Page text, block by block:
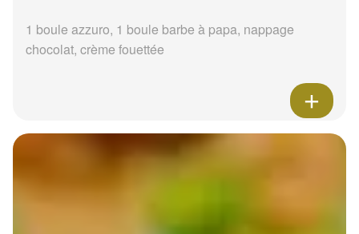
1 boule azzuro, 1 boule barbe à papa, nappage
chocolat, crème fouettée